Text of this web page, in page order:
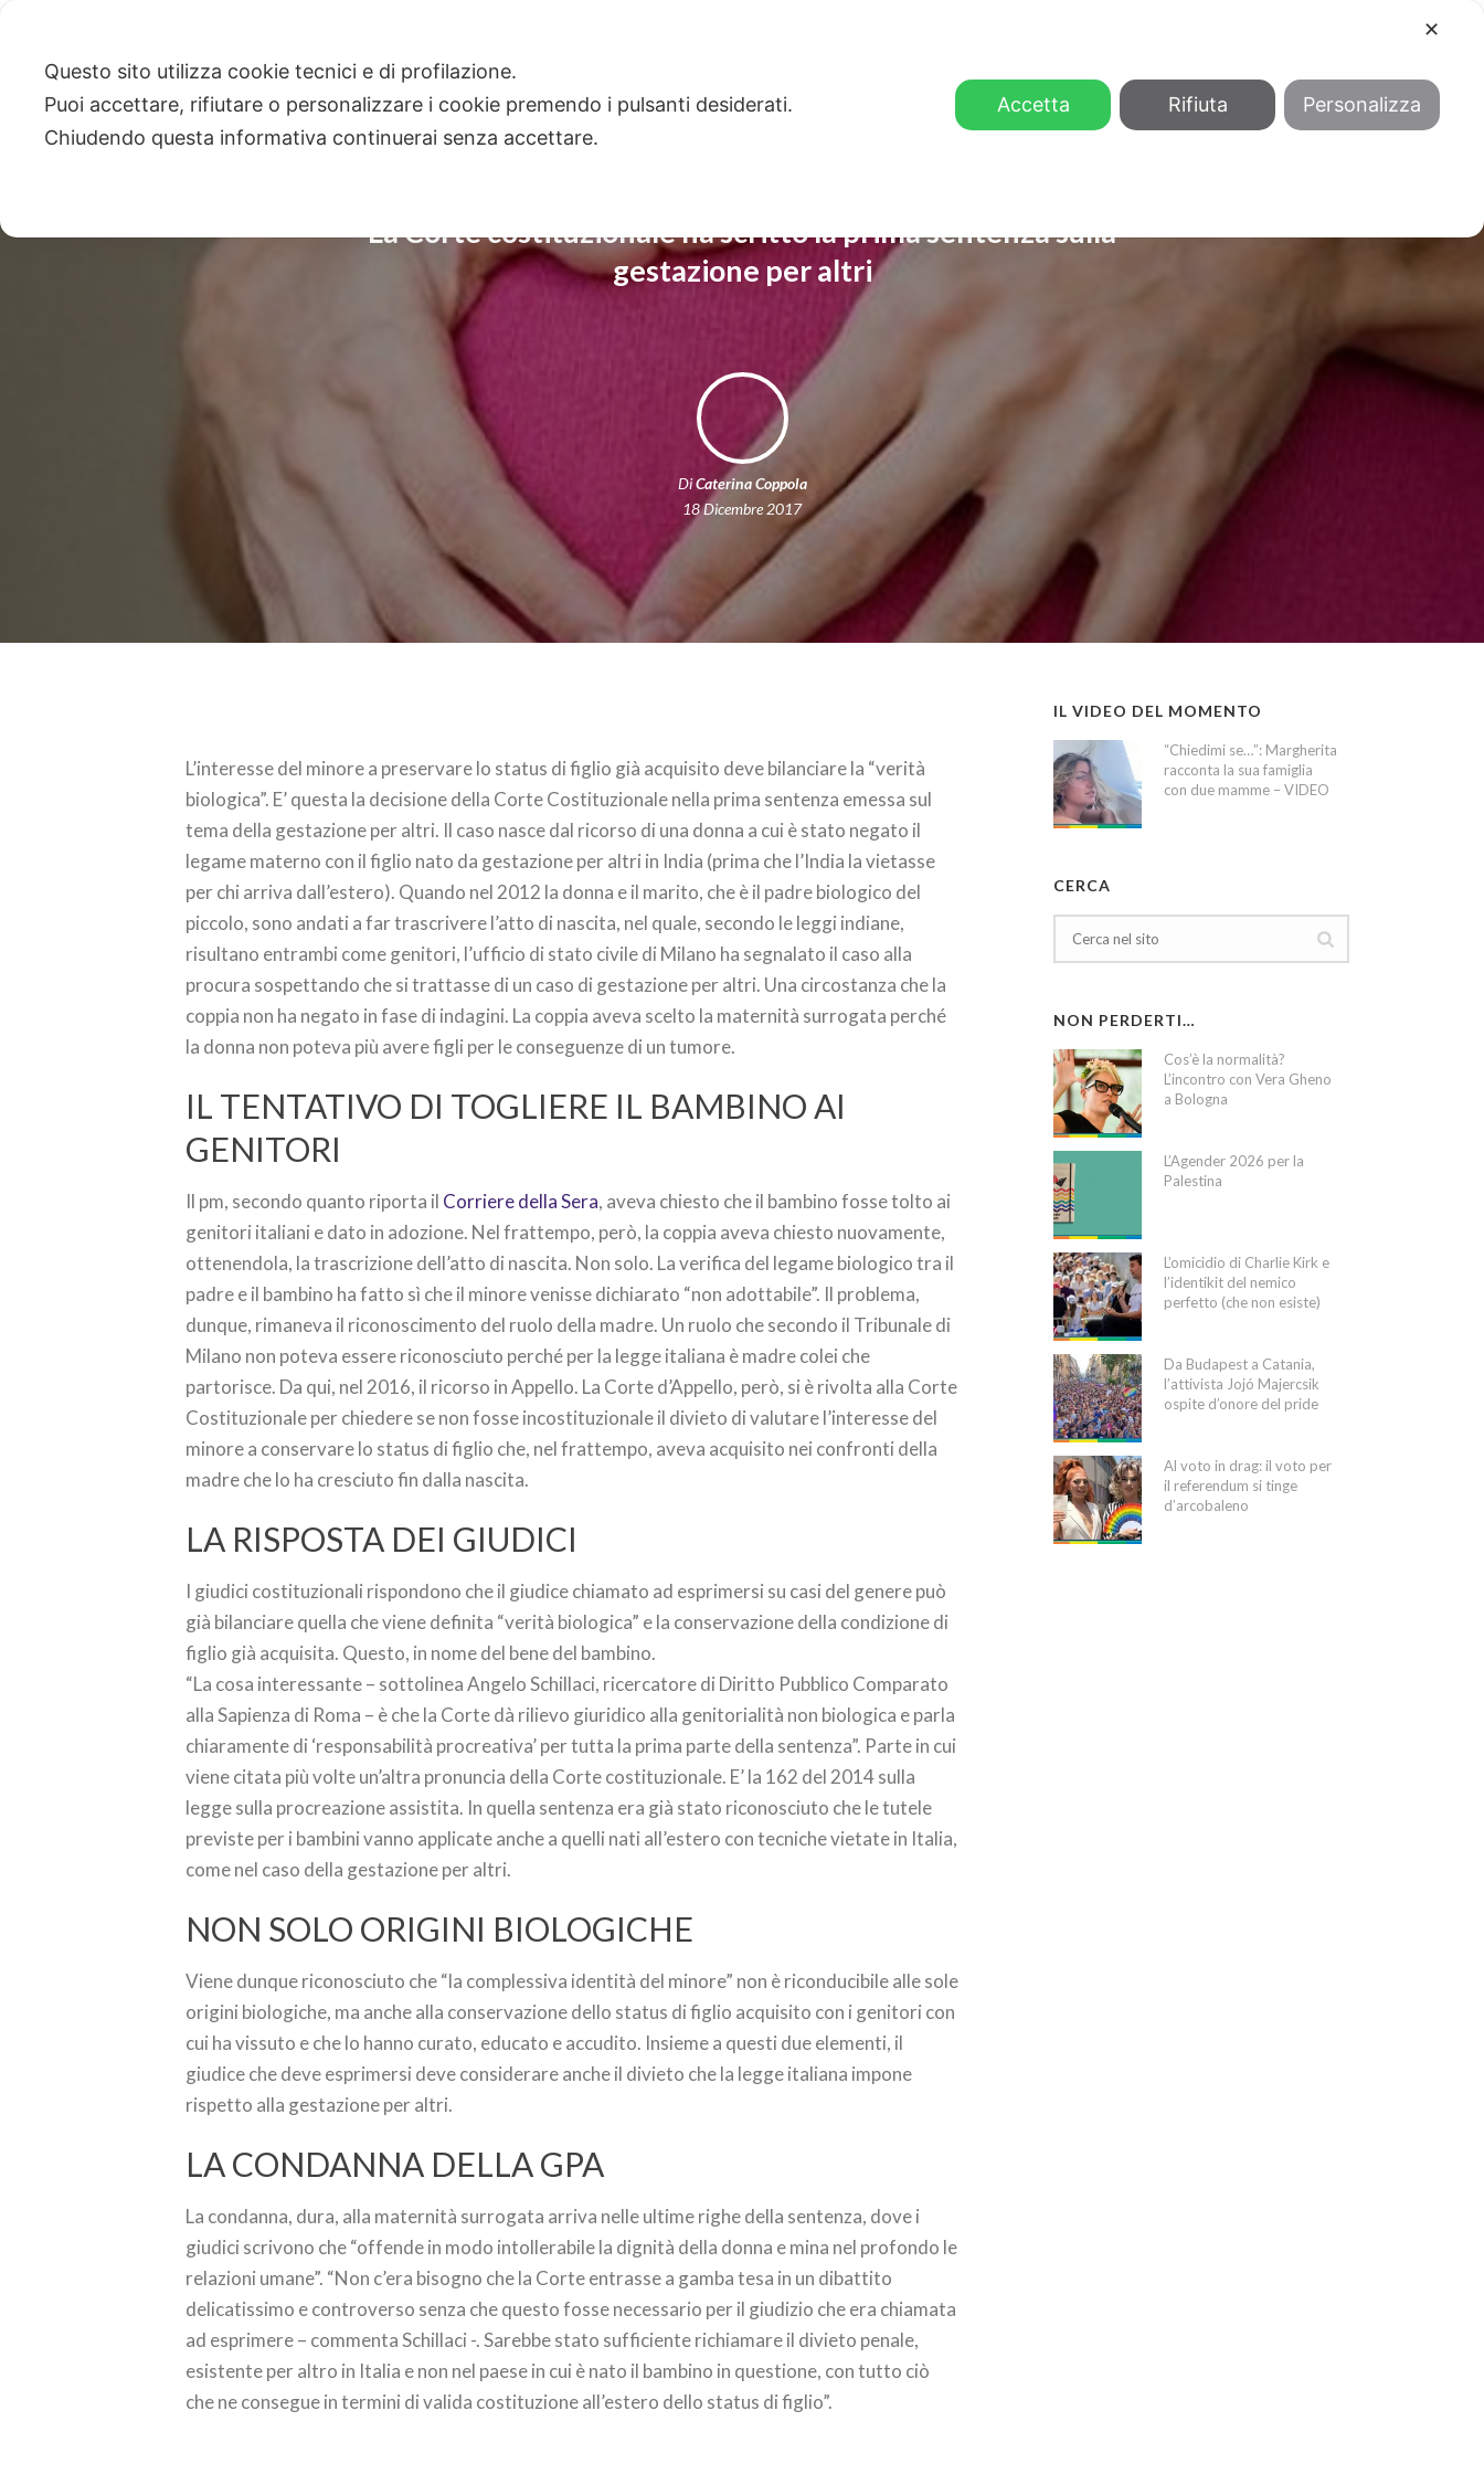
La Corte costituzionale ha scritto la prima sentenza sulla
gestazione per altri
DiCaterina Coppola
18 Dicembre 2017
L’interesse del minore a preservare lo status di figlio già acquisito deve bilanciare la “verità
biologica”. E’ questa la decisione della Corte Costituzionale nella prima sentenza emessa sul
tema della gestazione per altri. Il caso nasce dal ricorso di una donna a cui è stato negato il
legame materno con il figlio nato da gestazione per altri in India (prima che l’India la vietasse
per chi arriva dall’estero). Quando nel 2012 la donna e il marito, che è il padre biologico del
piccolo, sono andati a far trascrivere l’atto di nascita, nel quale, secondo le leggi indiane,
risultano entrambi come genitori, l’ufficio di stato civile di Milano ha segnalato il caso alla
procura sospettando che si trattasse di un caso di gestazione per altri. Una circostanza che la
coppia non ha negato in fase di indagini. La coppia aveva scelto la maternità surrogata perché
la donna non poteva più avere figli per le conseguenze di un tumore.
IL TENTATIVO DI TOGLIERE IL BAMBINO AI
GENITORI
Il pm, secondo quanto riporta il Corriere della Sera, aveva chiesto che il bambino fosse tolto ai
genitori italiani e dato in adozione. Nel frattempo, però, la coppia aveva chiesto nuovamente,
ottenendola, la trascrizione dell’atto di nascita. Non solo. La verifica del legame biologico tra il
padre e il bambino ha fatto sì che il minore venisse dichiarato “non adottabile”. Il problema,
dunque, rimaneva il riconoscimento del ruolo della madre. Un ruolo che secondo il Tribunale di
Milano non poteva essere riconosciuto perché per la legge italiana è madre colei che
partorisce. Da qui, nel 2016, il ricorso in Appello. La Corte d’Appello, però, si è rivolta alla Corte
Costituzionale per chiedere se non fosse incostituzionale il divieto di valutare l’interesse del
minore a conservare lo status di figlio che, nel frattempo, aveva acquisito nei confronti della
madre che lo ha cresciuto fin dalla nascita.
LA RISPOSTA DEI GIUDICI
I giudici costituzionali rispondono che il giudice chiamato ad esprimersi su casi del genere può
già bilanciare quella che viene definita “verità biologica” e la conservazione della condizione di
figlio già acquisita. Questo, in nome del bene del bambino.
“La cosa interessante – sottolinea Angelo Schillaci, ricercatore di Diritto Pubblico Comparato
alla Sapienza di Roma – è che la Corte dà rilievo giuridico alla genitorialità non biologica e parla
chiaramente di ‘responsabilità procreativa’ per tutta la prima parte della sentenza”. Parte in cui
viene citata più volte un’altra pronuncia della Corte costituzionale. E’ la 162 del 2014 sulla
legge sulla procreazione assistita. In quella sentenza era già stato riconosciuto che le tutele
previste per i bambini vanno applicate anche a quelli nati all’estero con tecniche vietate in Italia,
come nel caso della gestazione per altri.
NON SOLO ORIGINI BIOLOGICHE
Viene dunque riconosciuto che “la complessiva identità del minore” non è riconducibile alle sole
origini biologiche, ma anche alla conservazione dello status di figlio acquisito con i genitori con
cui ha vissuto e che lo hanno curato, educato e accudito. Insieme a questi due elementi, il
giudice che deve esprimersi deve considerare anche il divieto che la legge italiana impone
rispetto alla gestazione per altri.
LA CONDANNA DELLA GPA
La condanna, dura, alla maternità surrogata arriva nelle ultime righe della sentenza, dove i
giudici scrivono che “offende in modo intollerabile la dignità della donna e mina nel profondo le
relazioni umane”. “Non c’era bisogno che la Corte entrasse a gamba tesa in un dibattito
delicatissimo e controverso senza che questo fosse necessario per il giudizio che era chiamata
ad esprimere – commenta Schillaci -. Sarebbe stato sufficiente richiamare il divieto penale,
esistente per altro in Italia e non nel paese in cui è nato il bambino in questione, con tutto ciò
che ne consegue in termini di valida costituzione all’estero dello status di figlio”.
IL VIDEO DEL MOMENTO
“Chiedimi se…”: Margherita
racconta la sua famiglia
con due mamme – VIDEO
CERCA
NON PERDERTI…
Cos’è la normalità?
L’incontro con Vera Gheno
a Bologna
L’Agender 2026 per la
Palestina
L’omicidio di Charlie Kirk e
l’identikit del nemico
perfetto (che non esiste)
Da Budapest a Catania,
l’attivista Jojó Majercsik
ospite d’onore del pride
Al voto in drag: il voto per
il referendum si tinge
d’arcobaleno
✕
Questo sito utilizza cookie tecnici e di profilazione.
Puoi accettare, rifiutare o personalizzare i cookie premendo i pulsanti desiderati.
Chiudendo questa informativa continuerai senza accettare.
Accetta Rifiuta Personalizza